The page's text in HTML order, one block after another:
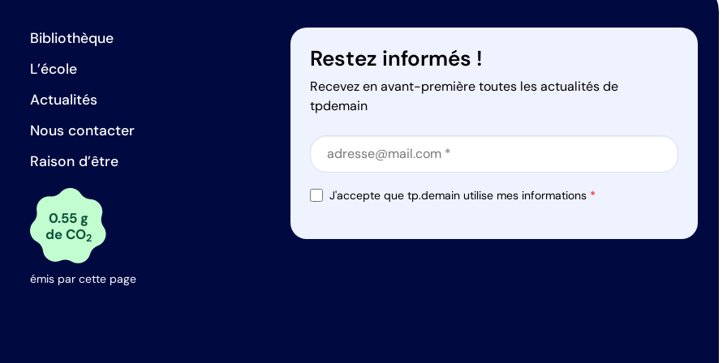
Bibliothèque
L’école
Actualités
Nous contacter
Raison d’être
0.55 g
de CO2
émis par cette page
Restez informés !
Recevez en avant-première toutes les actualités de
tpdemain
Section
Section
J'accepte que tp.demain utilise mes informations *